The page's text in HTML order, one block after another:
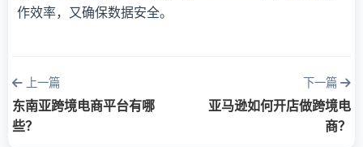
作效率，又确保数据安全。
上一篇
东南亚跨境电商平台有哪
些？
下一篇
亚马逊如何开店做跨境电
商？